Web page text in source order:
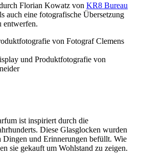
Florian Kowatz von KR8 Bureau
auch eine fotografische Übersetzung
entwerfen.
ist inspiriert durch die
Diese Glasglocken wurden
Dingen und Erinnerungen befüllt. Wie
sie gekauft um Wohlstand zu zeigen.